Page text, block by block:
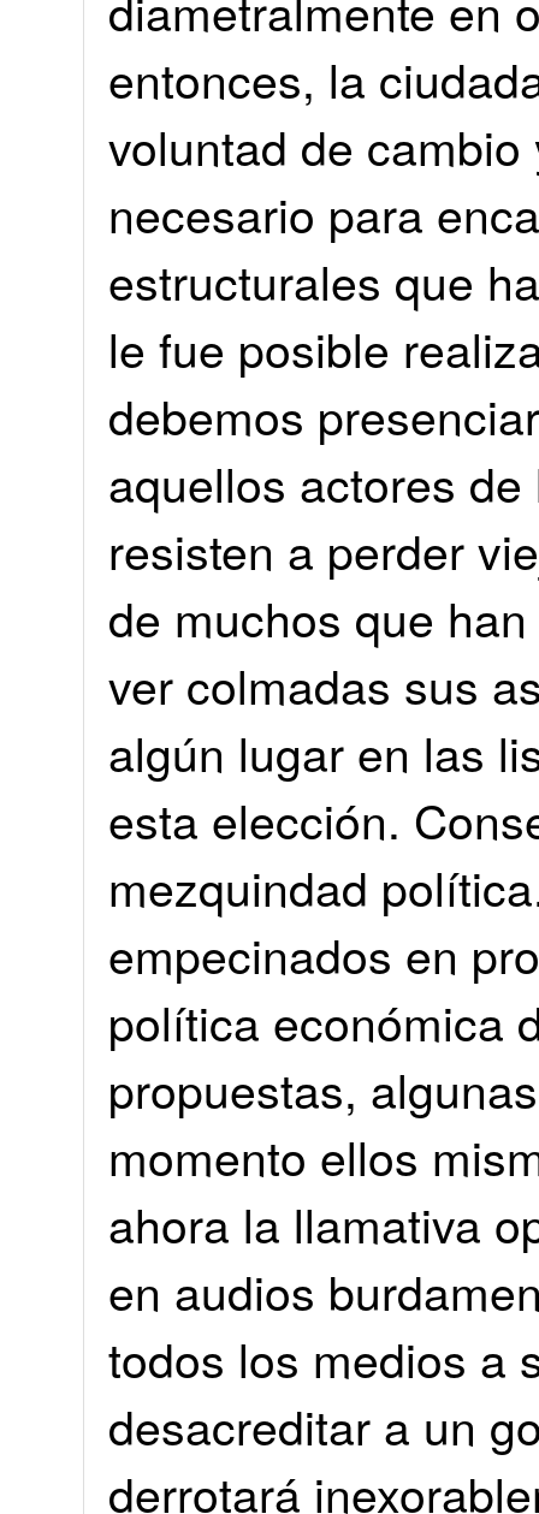
entonces, la
voluntad de
necesario para
estructurales que
le fue posible
debemos
aquellos actores
resisten a perder
de muchos que
ver colmadas sus
algún lugar en las
esta elección.
mezquindad
empecinados en
política económica
propuestas,
momento ellos
ahora la llamativa
en audios
todos los medios a
desacreditar a un
derrotará